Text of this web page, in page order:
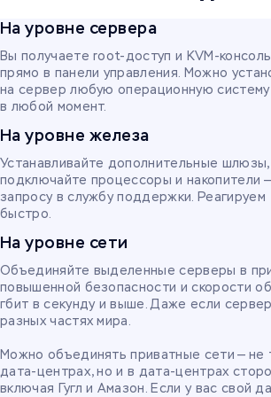
На уровне сервера
Вы получаете root-доступ и KVM-консоль
прямо в панели управления. Можно
на сервер любую операционную
в любой момент.
На уровне железа
Устанавливайте дополнительные шлюзы,
подключайте процессоры и накопители
запросу в службу поддержки. Реагируем
быстро.
На уровне сети
Объединяйте выделенные серверы в
повышенной безопасности и скорости
гбит в секунду и выше. Даже если
разных частях мира.
Можно объединять приватные сети — не
дата-центрах, но и в дата-центрах
включая Гугл и Амазон. Если у вас свой